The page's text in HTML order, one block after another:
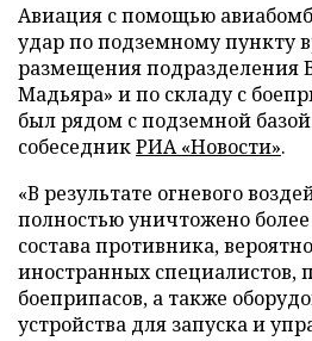
Авиация с помощью
удар по подземному пункту
размещения подразделения
Мадьяра» и по складу с
был рядом с подземной
собеседникРИА «Новости».
«В результате огневого
полностью уничтожено
состава противника,
иностранных специалистов,
боеприпасов, а также
устройства для запуска и